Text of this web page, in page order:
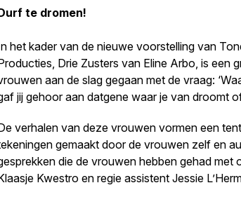
te dromen!
het kader van de nieuwe voorstelling van
Drie Zusters van Eline Arbo, is een
aan de slag gegaan met de vraag:
jij gehoor aan datgene waar je van droomt
verhalen van deze vrouwen vormen een
gemaakt door de vrouwen zelf en
die de vrouwen hebben gehad met
Kwestro en regie assistent Jessie